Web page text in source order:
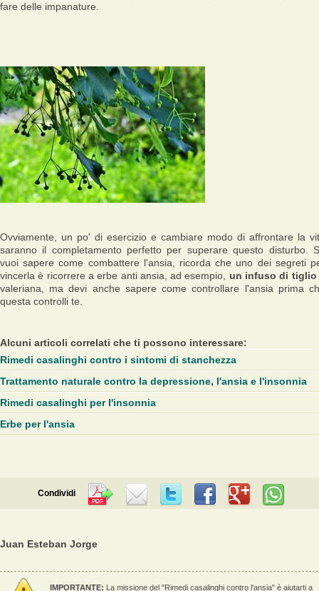
fare delle impanature.
Ovviamente, un po' di esercizio e cambiare modo di affrontare la
saranno il completamento perfetto per superare questo disturbo.
vuoi sapere come combattere l'ansia, ricorda che uno dei segreti
vincerla è ricorrere a erbe anti ansia, ad esempio, un infuso di tiglio
valeriana, ma devi anche sapere come controllare l'ansia prima
questa controlli te.
Alcuni articoli correlati che ti possono interessare:
Rimedi casalinghi contro i sintomi di stanchezza
Trattamento naturale contro la depressione, l'ansia e l'insonnia
Rimedi casalinghi per l'insonnia
Erbe per l'ansia
Condividi
Juan Esteban Jorge
IMPORTANTE: La missione del "Rimedi casalinghi contro l'ansia" è aiutarti a